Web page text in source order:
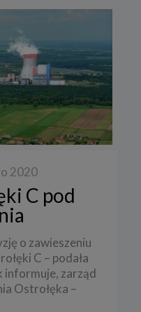
2020
C pod
o zawieszeniu
C – podała
informuje, zarząd
Ostrołęka –